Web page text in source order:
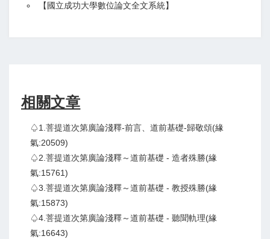
【 國立成功大學數位論文全文系統】
相關文章
♤1.菩提道次第廣論淺釋-前言、道前基礎-歸敬頌(緣
氣:20509)
♤2.菩提道次第廣論淺釋～道前基礎 - 造者殊勝(緣
氣:15761)
♤3.菩提道次第廣論淺釋～道前基礎 - 教授殊勝(緣
氣:15873)
♤4.菩提道次第廣論淺釋～道前基礎 - 聽聞軌理(緣
氣:16643)